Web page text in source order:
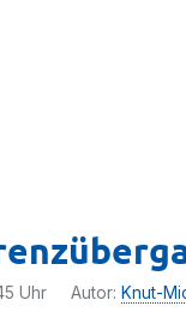
Uhr Autor: Knut-